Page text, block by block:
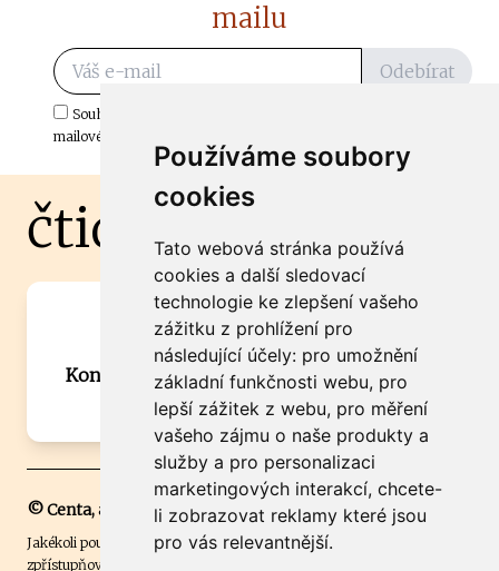
Používáme soubory
cookies
Tato webová stránka používá
cookies a další sledovací
technologie ke zlepšení vašeho
zážitku z prohlížení pro
následující účely: pro umožnění
základní funkčnosti webu, pro
lepší zážitek z webu, pro měření
vašeho zájmu o naše produkty a
služby a pro personalizaci
marketingových interakcí, chcete-
li zobrazovat reklamy které jsou
pro vás relevantnější.
mailu
Odebírat
Souhlasím s odběrem důležitých zpráv ze ČtiDoma.cz do mé e-
mailové schránky.
čtidoma.cz
Máte zajímavou informaci? Chcete
spolupracovat?
Kontaktujte šéfredaktora Martina Chalupu:
chalupa@ctidoma.cz
© Centa, a.s.
Jakékoli použití obsahu včetně převzetí, šíření či dalšího užití a
zpřístupňování textových či obrazových materiálů bez písemného